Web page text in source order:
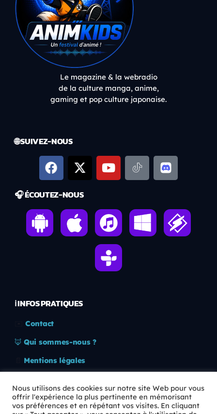
Le magazine & la webradio
de la culture manga, anime,
gaming et pop culture japonaise.
🌐 SUIVEZ-NOUS
🎧 ÉCOUTEZ-NOUS
ℹ️ INFOS PRATIQUES
Contact
🦊 Qui sommes-nous ?
Mentions légales
🛡️ RGPD
Nous utilisons des cookies sur notre site Web pour vous
offrir l'expérience la plus pertinente en mémorisant
vos préférences et en répétant vos visites. En cliquant